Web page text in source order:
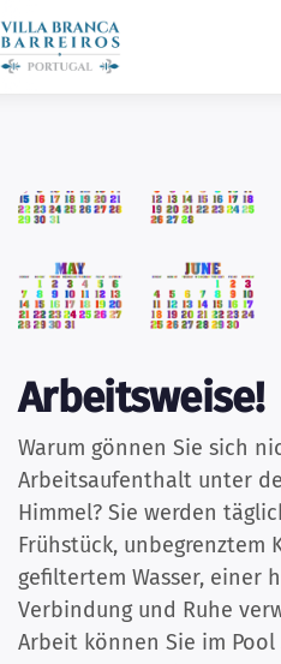
Arbeitsweise!
Warum gönnen Sie sich
Arbeitsaufenthalt unter
Himmel? Sie werden
Frühstück, unbegrenztem
gefiltertem Wasser, einer
Verbindung und Ruhe
Arbeit können Sie im